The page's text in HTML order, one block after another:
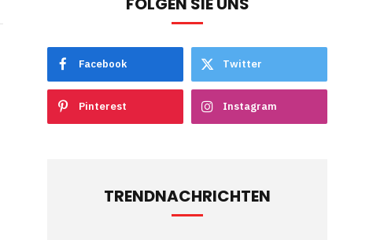
Facebook Twitter
Pinterest Instagram
TRENDNACHRICHTEN